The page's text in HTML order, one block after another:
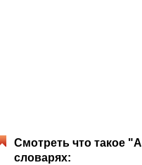
Смотреть что такое
словарях: